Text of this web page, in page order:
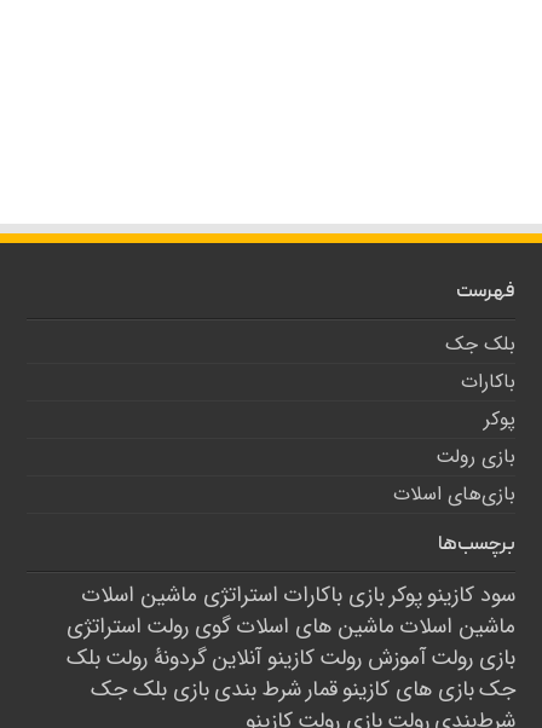
فهرست
بلک جک
باکارات
پوکر
بازی رولت
بازی‌های اسلات
برچسب‌ها
سود کازینوپوکربازی باکارات استراتژی ماشین اسلات
ماشین اسلات ماشین های اسلاتگوی رولت استراتژی
بازی رولتآموزش رولتکازینو آنلاینگردونۀ رولتبلک
جکبازی های کازینوقمارشرط بندیبازی بلک جک